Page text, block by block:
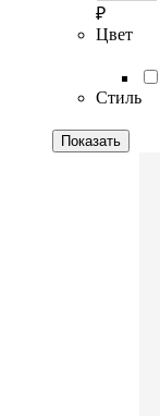
₽
Цвет
Стиль
Показать